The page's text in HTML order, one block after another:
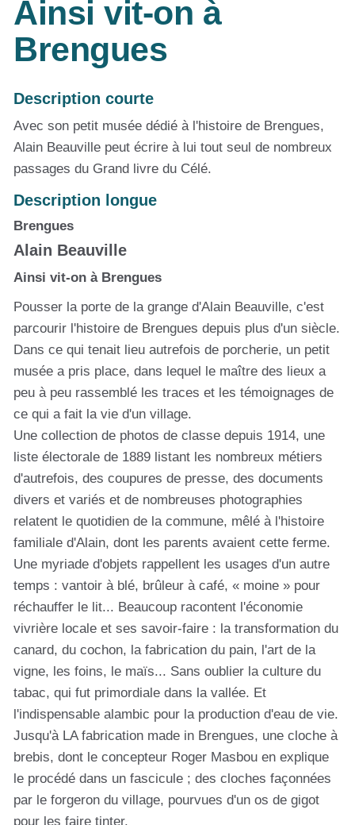
Ainsi vit-on à
Brengues
Description courte
Avec son petit musée dédié à l'histoire de Brengues,
Alain Beauville peut écrire à lui tout seul de nombreux
passages du Grand livre du Célé.
Description longue
Brengues
Alain Beauville
Ainsi vit-on à Brengues
Pousser la porte de la grange d'Alain Beauville, c'est
parcourir l'histoire de Brengues depuis plus d'un siècle.
Dans ce qui tenait lieu autrefois de porcherie, un petit
musée a pris place, dans lequel le maître des lieux a
peu à peu rassemblé les traces et les témoignages de
ce qui a fait la vie d'un village.
Une collection de photos de classe depuis 1914, une
liste électorale de 1889 listant les nombreux métiers
d'autrefois, des coupures de presse, des documents
divers et variés et de nombreuses photographies
relatent le quotidien de la commune, mêlé à l'histoire
familiale d'Alain, dont les parents avaient cette ferme.
Une myriade d'objets rappellent les usages d'un autre
temps : vantoir à blé, brûleur à café, « moine » pour
réchauffer le lit... Beaucoup racontent l'économie
vivrière locale et ses savoir-faire : la transformation du
canard, du cochon, la fabrication du pain, l'art de la
vigne, les foins, le maïs... Sans oublier la culture du
tabac, qui fut primordiale dans la vallée. Et
l'indispensable alambic pour la production d'eau de vie.
Jusqu'à LA fabrication made in Brengues, une cloche à
brebis, dont le concepteur Roger Masbou en explique
le procédé dans un fascicule ; des cloches façonnées
par le forgeron du village, pourvues d'un os de gigot
pour les faire tinter.